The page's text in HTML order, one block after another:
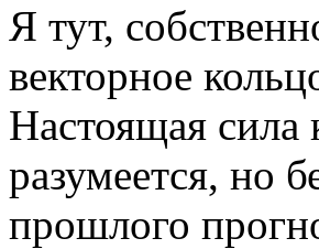
Я тут,
векторное
Настоящая сила
разумеется, но
прошлого